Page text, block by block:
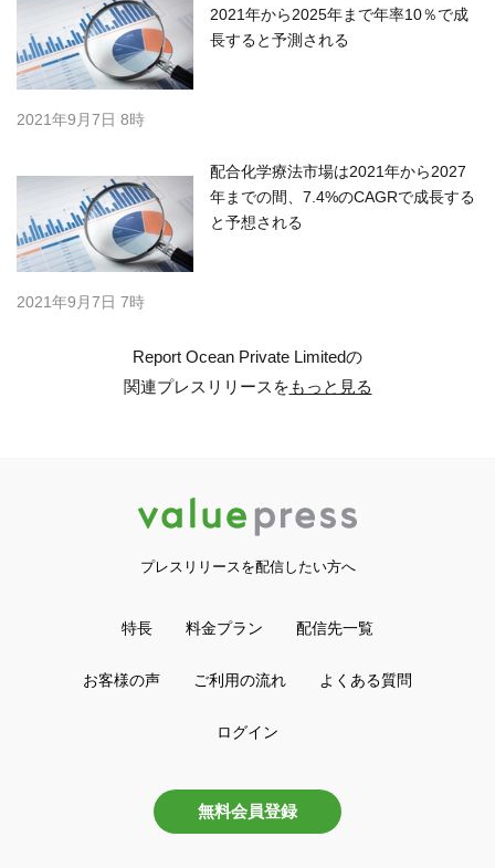
2021年から2025年まで年率10％で成
長すると予測される
2021年9月7日 8時
配合化学療法市場は2021年から2027
年までの間、7.4%のCAGRで成長する
と予想される
2021年9月7日 7時
Report Ocean Private Limitedの
関連プレスリリースをもっと見る
プレスリリースを配信したい方へ
特長 料金プラン 配信先一覧
お客様の声 ご利用の流れ よくある質問
ログイン
無料会員登録